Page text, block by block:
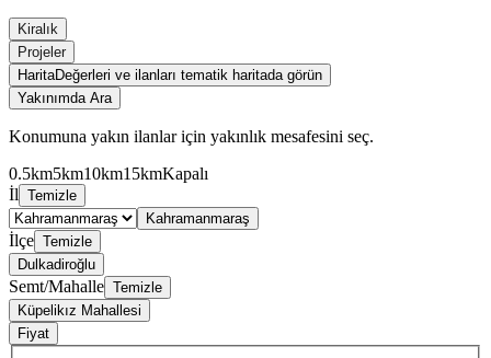
Kiralık
Projeler
HaritaDeğerleri ve ilanları tematik haritada görün
Yakınımda Ara
Konumuna yakın ilanlar için yakınlık mesafesini seç.
0.5km5km10km15kmKapalı
İl Temizle
Kahramanmaraş
İlçe Temizle
Dulkadiroğlu
Semt/Mahalle Temizle
Küpelikız Mahallesi
Fiyat